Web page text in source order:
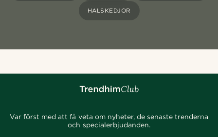
HALSKEDJOR
Var först med att få veta om nyheter, de senaste trenderna
och specialerbjudanden.